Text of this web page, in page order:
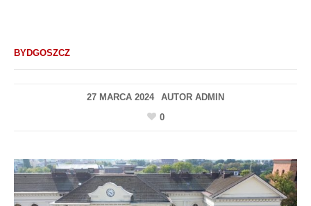
BYDGOSZCZ
27 MARCA 2024 AUTOR ADMIN
0